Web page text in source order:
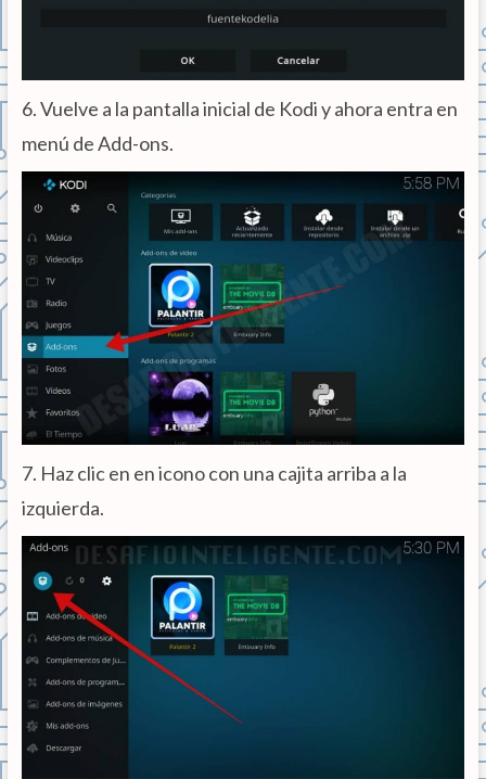
6. Vuelve a la pantalla inicial de Kodi y ahora entra en
menú de Add-ons.
7. Haz clic en en icono con una cajita arriba a la
izquierda.